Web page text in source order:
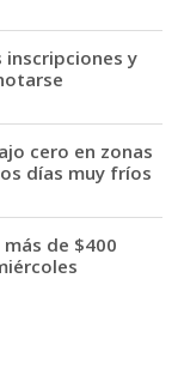
inscripciones y
cero en zonas
días muy fríos
de $400